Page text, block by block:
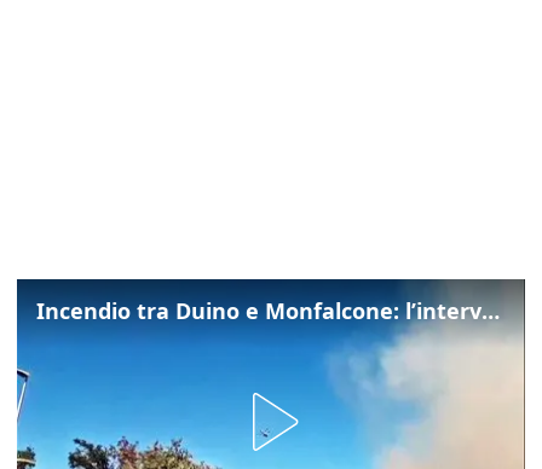
Incendio tra Duino e Monfalcone: l’intervento dei vigili del fuoco